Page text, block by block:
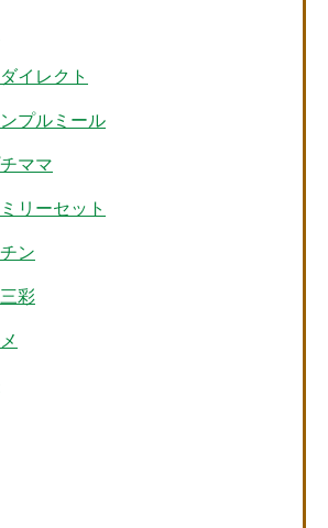
イレクト
プルミール
ママ
リーセット
ン
彩